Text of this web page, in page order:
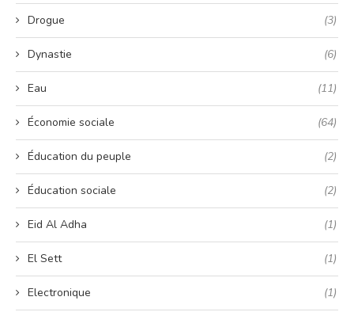
Drogue (3)
Dynastie (6)
Eau (11)
Économie sociale (64)
Éducation du peuple (2)
Éducation sociale (2)
Eid Al Adha (1)
El Sett (1)
Electronique (1)